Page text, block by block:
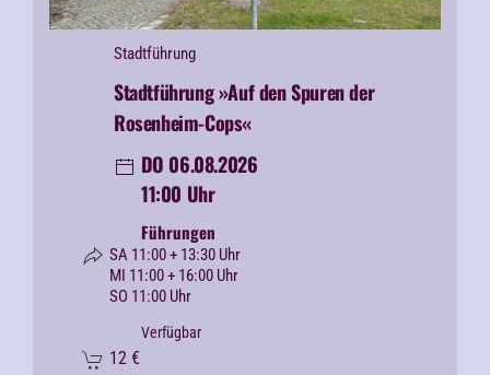
Stadtführung
Stadtführung »Auf den Spuren der
Rosenheim-Cops«
DO 06.08.2026
11:00 Uhr
Führungen
SA 11:00 + 13:30 Uhr
MI 11:00 + 16:00 Uhr
SO 11:00 Uhr
Verfügbar
12 €